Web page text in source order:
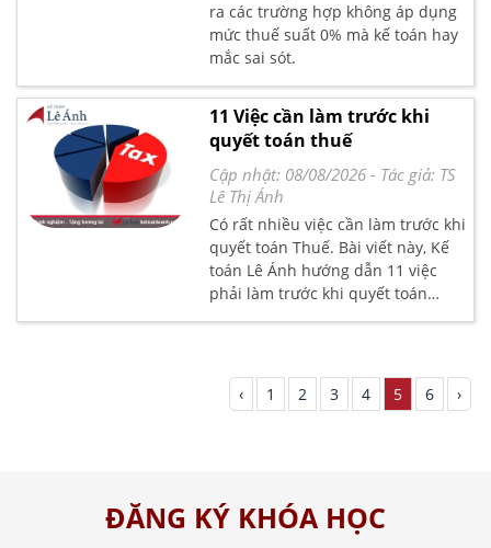
ra các trường hợp không áp dụng
mức thuế suất 0% mà kế toán hay
mắc sai sót.
11 Việc cần làm trước khi
quyết toán thuế
Cập nhật: 08/08/2026 - Tác giả: TS
Lê Thị Ánh
Có rất nhiều việc cần làm trước khi
quyết toán Thuế. Bài viết này, Kế
toán Lê Ánh hướng dẫn 11 việc
phải làm trước khi quyết toán
Thuế mà Kế toán cần lưu ý như
‹ 1 2 3 4 5 6 ›
ĐĂNG KÝ KHÓA HỌC